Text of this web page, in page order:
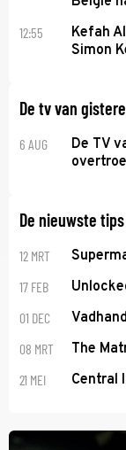
12:55
Kefah
Simon
De tv van
6 AUG
De TV
De nieuwste
12 MRT
17 FEB
01 DEC
08 MRT The
21 MEI Central